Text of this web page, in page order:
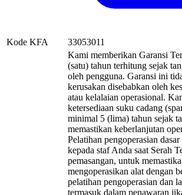
Kode KFA 33053011
Kami memberikan Garansi
(satu) tahun terhitung sejak
oleh pengguna. Garansi ini
kerusakan disebabkan oleh
atau kelalaian operasional.
ketersediaan suku cadang
minimal 5 (lima) tahun sejak
memastikan keberlanjutan
Pelatihan pengoperasian
kepada staf Anda saat Serah
pemasangan, untuk
mengoperasikan alat dengan
pelatihan pengoperasian dan
termasuk dalam penawaran